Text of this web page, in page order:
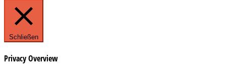
Schließen
Privacy Overview